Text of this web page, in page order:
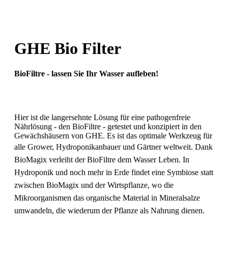
GHE Bio Filter
BioFiltre - lassen Sie Ihr Wasser aufleben!
Hier ist die langersehnte Lösung für eine pathogenfreie
Nährlösung - den BioFiltre - getestet und konzipiert in den
Gewächshäusern von GHE. Es ist das optimale Werkzeug für
alle Grower, Hydroponikanbauer und Gärtner weltweit. Dank
BioMagix verleiht der BioFiltre dem Wasser Leben. In
Hydroponik und noch mehr in Erde findet eine Symbiose statt
zwischen BioMagix und der Wirtspflanze, wo die
Mikroorganismen das organische Material in Mineralsalze
umwandeln, die wiederum der Pflanze als Nahrung dienen.